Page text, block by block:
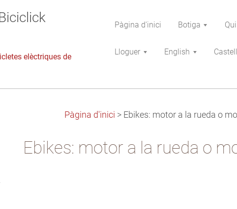
elèctriques de
Pàgina d'inici Botiga
Lloguer English
Pàgina d'inici > Ebikes: motor a la rueda o
Ebikes: motor a la rueda o